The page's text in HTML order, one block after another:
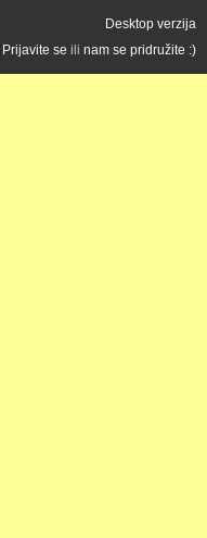
Desktop verzija
Prijavite se ili nam se pridružite :)